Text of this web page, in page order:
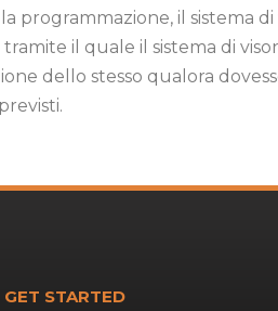
il sistema
il quale il sistema di
dello stesso qualora
GET STARTED